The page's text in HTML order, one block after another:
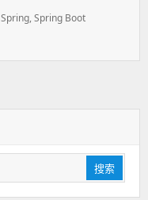
分
Spring,Spring Boot
搜索